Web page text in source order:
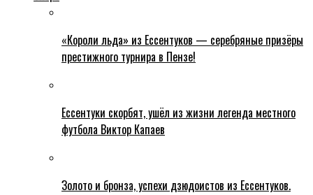
«Короли льда» из Ессентуков — серебряные призёры
престижного турнира в Пензе!
Ессентуки скорбят, ушёл из жизни легенда местного
футбола Виктор Капаев
Золото и бронза, успехи дзюдоистов из Ессентуков.